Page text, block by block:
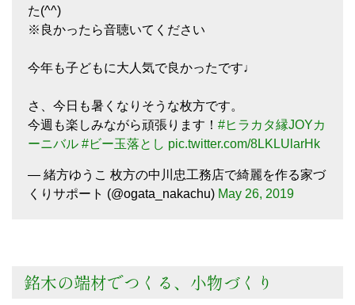
た(^^)
※良かったら音聴いてください
今年も子どもに大人気で良かったです♩
さ、今日も暑くなりそうな枚方です。
今週も楽しみながら頑張ります！ #ヒラカタ縁JOYカ
ーニバル #ビー玉落とし pic.twitter.com/8LKLUlarHk
— 緒方ゆうこ 枚方の中川忠工務店で綺麗を作る家づ
くりサポート (@ogata_nakachu) May 26, 2019
銘木の端材でつくる、小物づくり